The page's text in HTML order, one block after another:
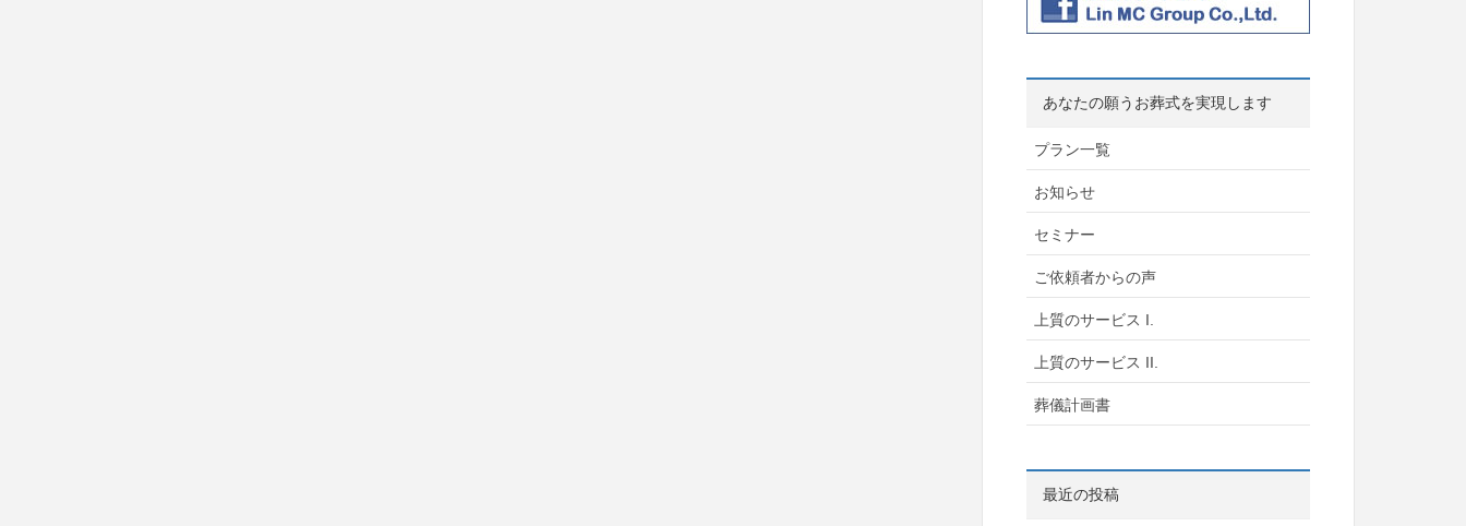
あなたの願うお葬式を実現します
プラン一覧
お知らせ
セミナー
ご依頼者からの声
上質のサービス I.
上質のサービス II.
葬儀計画書
最近の投稿